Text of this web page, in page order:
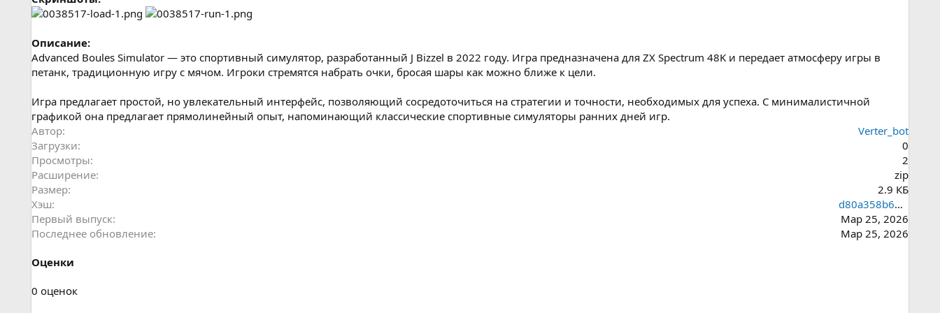
Описание:
Advanced Boules Simulator — это спортивный симулятор, разработанный J Bizzel в 2022 году. Игра предназначена для ZX Spectrum 48K и передает атмосферу игры в
петанк, традиционную игру с мячом. Игроки стремятся набрать очки, бросая шары как можно ближе к цели.
Игра предлагает простой, но увлекательный интерфейс, позволяющий сосредоточиться на стратегии и точности, необходимых для успеха. С минималистичной
графикой она предлагает прямолинейный опыт, напоминающий классические спортивные симуляторы ранних дней игр.
Автор
Verter_bot
Загрузки
0
Просмотры
2
Расширение
zip
Размер
2.9 КБ
Хэш
d80a358b69cf5119a040af6ea73f8cae
Первый выпуск
Мар 25, 2026
Последнее обновление
Мар 25, 2026
Оценки
0
0 оценок